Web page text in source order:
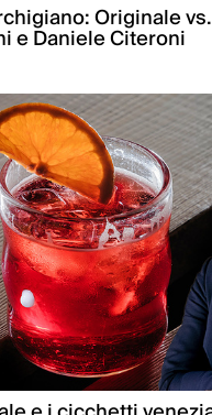
Originale
e Daniele Citeroni